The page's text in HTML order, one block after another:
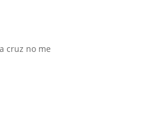
cruz no me